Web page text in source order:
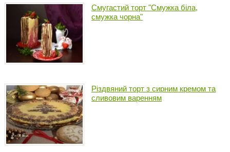
Смугастий торт "Смужка біла,
смужка чорна"
Різдвяний торт з сирним кремом та
сливовим варенням